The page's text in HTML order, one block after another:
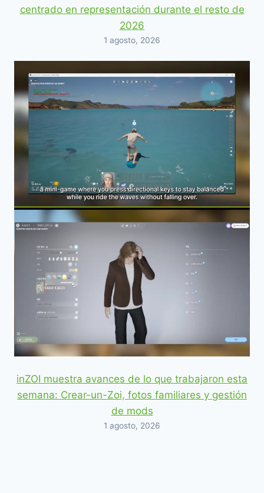
centrado en representación durante el resto de
2026
1 agosto, 2026
inZOI muestra avances de lo que trabajaron esta
semana: Crear-un-Zoi, fotos familiares y gestión
de mods
1 agosto, 2026